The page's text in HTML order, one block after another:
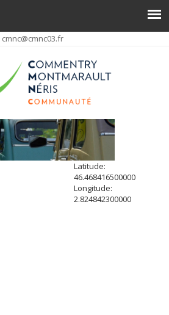
cmnc@cmnc03.fr
Latitude:
46.468416500000
Longitude:
2.824842300000